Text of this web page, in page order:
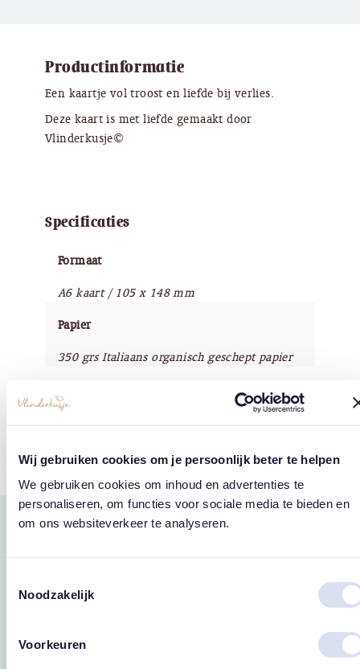
Wij gebruiken cookies om je persoonlijk beter te helpen
We gebruiken cookies om inhoud en advertenties te
personaliseren, om functies voor sociale media te bieden en
om ons websiteverkeer te analyseren.
Noodzakelijk
Voorkeuren
Productinformatie
Een kaartje vol troost en liefde bij verlies.
Deze kaart is met liefde gemaakt door
Vlinderkusje©
Specificaties
Formaat
A6 kaart / 105 x 148 mm
Papier
350 grs Italiaans organisch geschept papier
producten